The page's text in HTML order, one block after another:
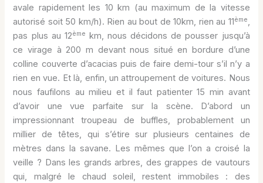
avale rapidement les 10 km (au maximum de la vitesse
autorisé soit 50 km/h). Rien au bout de 10km, rien au 11ème,
pas plus au 12ème km, nous décidons de pousser jusqu’à
ce virage à 200 m devant nous situé en bordure d’une
colline couverte d’acacias puis de faire demi-tour s’il n’y a
rien en vue. Et là, enfin, un attroupement de voitures. Nous
nous faufilons au milieu et il faut patienter 15 min avant
d’avoir une vue parfaite sur la scène. D’abord un
impressionnant troupeau de buffles, probablement un
millier de têtes, qui s’étire sur plusieurs centaines de
mètres dans la savane. Les mêmes que l’on a croisé la
veille ? Dans les grands arbres, des grappes de vautours
qui, malgré le chaud soleil, restent immobiles : des